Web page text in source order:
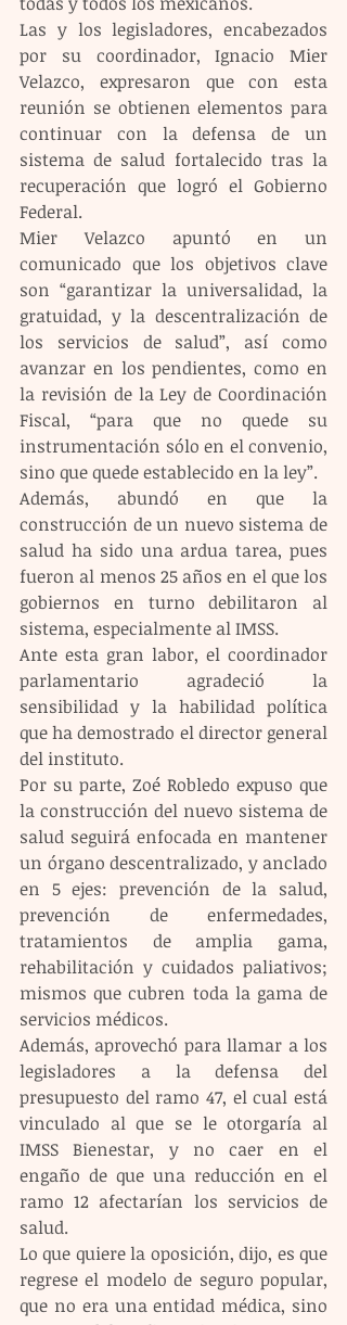
Las y los legisladores, encabezados
por su coordinador, Ignacio Mier
Velazco, expresaron que con esta
reunión se obtienen elementos para
continuar con la defensa de un
sistema de salud fortalecido tras la
recuperación que logró el Gobierno
Federal.
Mier Velazco apuntó en un
comunicado que los objetivos clave
son “garantizar la universalidad, la
gratuidad, y la descentralización de
los servicios de salud”, así como
avanzar en los pendientes, como en
la revisión de la Ley de Coordinación
Fiscal, “para que no quede su
instrumentación sólo en el convenio,
sino que quede establecido en la ley”.
Además, abundó en que la
construcción de un nuevo sistema de
salud ha sido una ardua tarea, pues
fueron al menos 25 años en el que los
gobiernos en turno debilitaron al
sistema, especialmente al IMSS.
Ante esta gran labor, el coordinador
parlamentario agradeció la
sensibilidad y la habilidad política
que ha demostrado el director general
del instituto.
Por su parte, Zoé Robledo expuso que
la construcción del nuevo sistema de
salud seguirá enfocada en mantener
un órgano descentralizado, y anclado
en 5 ejes: prevención de la salud,
prevención de enfermedades,
tratamientos de amplia gama,
rehabilitación y cuidados paliativos;
mismos que cubren toda la gama de
servicios médicos.
Además, aprovechó para llamar a los
legisladores a la defensa del
presupuesto del ramo 47, el cual está
vinculado al que se le otorgaría al
IMSS Bienestar, y no caer en el
engaño de que una reducción en el
ramo 12 afectarían los servicios de
salud.
Lo que quiere la oposición, dijo, es que
regrese el modelo de seguro popular,
que no era una entidad médica, sino